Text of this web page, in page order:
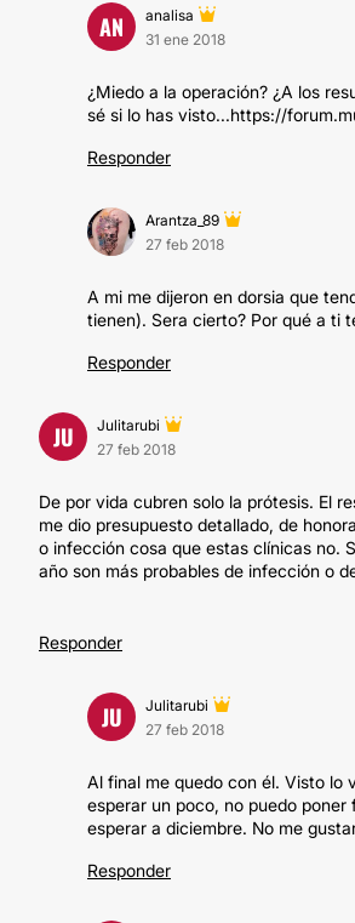
AN
analisa
31 ene 2018
¿Miedo a la operación? ¿A los
sé si lo has visto...https://
Responder
Arantza_89
27 feb 2018
A mi me dijeron en dorsia que
tienen). Sera cierto? Por qué a ti
Responder
JU
Julitarubi
27 feb 2018
De por vida cubren solo la prótesis. El
me dio presupuesto detallado, de
o infección cosa que estas clínicas no.
año son más probables de infección o
Responder
JU
Julitarubi
27 feb 2018
Al final me quedo con él. Visto lo
esperar un poco, no puedo
esperar a diciembre. No me
Responder